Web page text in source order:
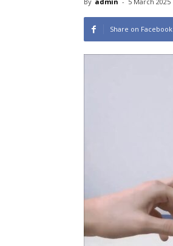
Share on Facebook